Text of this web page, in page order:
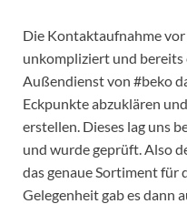
Die Kontaktaufnahme
unkompliziert und bereits
Außendienst von #beko
Eckpunkte abzuklären
erstellen. Dieses lag uns
und wurde geprüft. Also
das genaue Sortiment für
Gelegenheit gab es dann